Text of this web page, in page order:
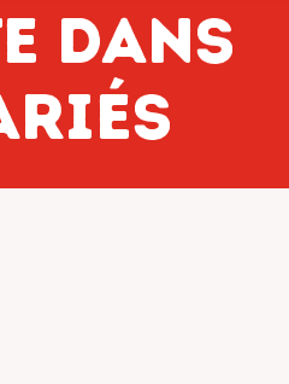
dans